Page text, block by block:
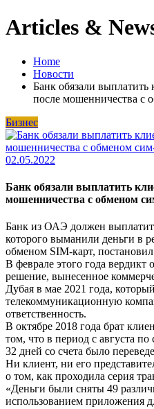
Articles &
Home
Новости
Банк обязали
после мошенничества с
Бизнес
02.05.2022
Банк обязали выплатить
мошенничества с обменом
Банк из ОАЭ должен
которого выманили деньги в
обменом SIM-карт,
В феврале этого года вердикт
решение, вынесенное
Дубая в мае 2021 года,
телекоммуникационную
ответственность.
В октябре 2018 года брат
том, что в период с августа по
32 дней со счета было
Ни клиент, ни его
о том, как проходила серия
«Деньги были сняты 49
использованием приложения